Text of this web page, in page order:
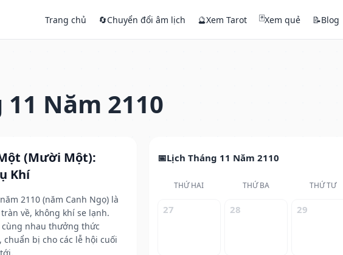
Trang chủ 🔄Chuyển đổi âm lịch 🔮Xem Tarot 🃏Xem quẻ 📝Blog
Năm 2110
(Mười Một):
Khí
2110 (năm Canh Ngọ) là
về, không khí se lạnh.
nhau thưởng thức
bị cho các lễ hội cuối
Lịch Tháng 11 Năm 2110
THỨ HAI THỨ BA THỨ TƯ
27 28 29